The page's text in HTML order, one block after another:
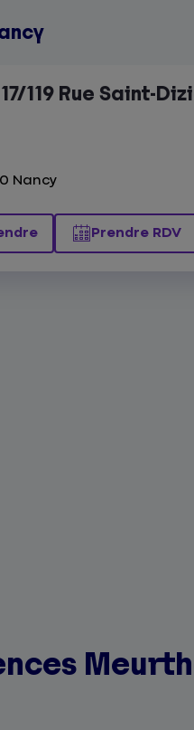
119 Rue Saint-
Nancy
Prendre RDV